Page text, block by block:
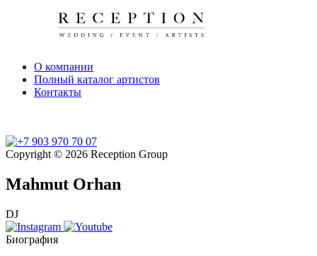
О компании
Полный каталог артистов
Контакты
Copyright © 2026 Reception Group
Mahmut Orhan
DJ
Биография